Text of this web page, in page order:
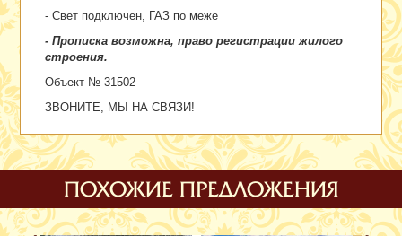
- Свет подключен, ГАЗ по меже
- Прописка возможна, право регистрации жилого
строения.
Объект № 31502
ЗВОНИТЕ, МЫ НА СВЯЗИ!
ПОХОЖИЕ ПРЕДЛОЖЕНИЯ